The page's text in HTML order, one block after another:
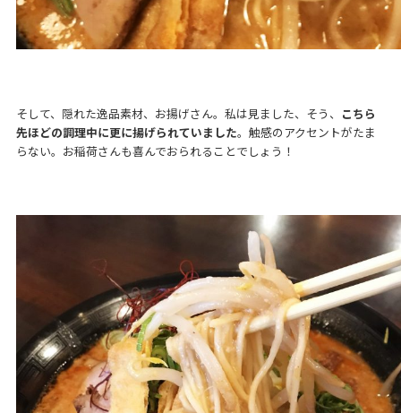
そして、隠れた逸品素材、お揚げさん。私は見ました、そう、 こちら
先ほどの調理中に更に揚げられていました。触感のアクセントがたま
らない。お稲荷さんも喜んでおられることでしょう！